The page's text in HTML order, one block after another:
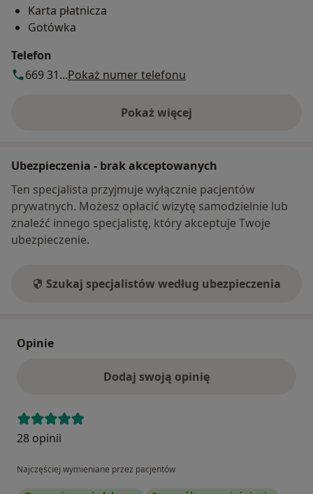
Karta płatnicza
Gotówka
Telefon
669 31...Pokaż numer telefonu
Pokaż więcej
o adresie
Ubezpieczenia - brak akceptowanych
Ten specjalista przyjmuje wyłącznie pacjentów
prywatnych. Możesz opłacić wizytę samodzielnie lub
znaleźć innego specjalistę, który akceptuje Twoje
ubezpieczenie.
Szukaj specjalistów według ubezpieczenia
Opinie
Dodaj swoją opinię
28 opinii
Najczęściej wymieniane przez pacjentów